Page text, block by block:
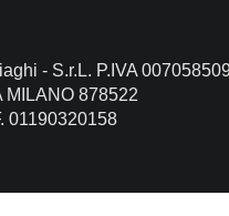
- S.r.L. P.IVA
MILANO 878522
01190320158